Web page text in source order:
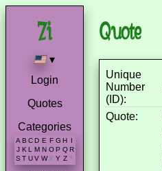
▾
Login
Quotes
Categories
A B C D E F G H I
J K L M N O P Q R
S T U V W X Y Z *
Quote
Unique
Number
(ID):
Quote: